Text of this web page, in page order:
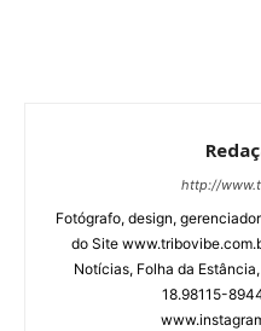
http://
Fotógrafo, design,
do Site
Notícias, Folha da
18.98115-